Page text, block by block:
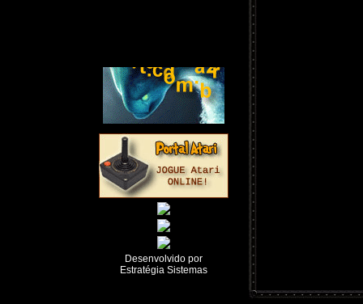
Desenvolvido por
Estratégia Sistemas